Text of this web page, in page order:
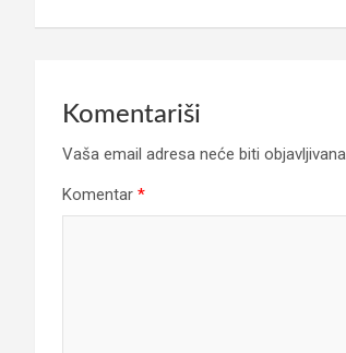
Komentariši
Vaša email adresa neće biti objavljivana.
Komentar *